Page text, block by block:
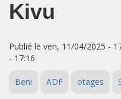
Kivu
Publié le ven, 11/04/2025 -
- 17:16
Beni ADF otages